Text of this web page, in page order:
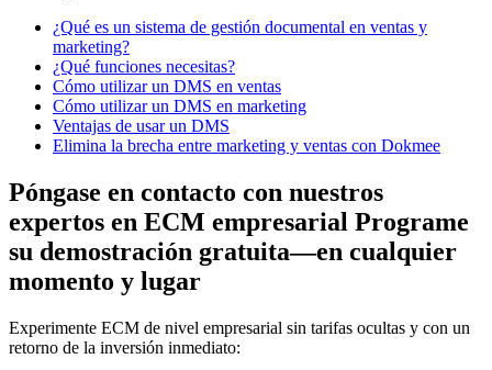
¿Qué es un sistema de gestión documental en ventas y
marketing?
¿Qué funciones necesitas?
Cómo utilizar un DMS en ventas
Cómo utilizar un DMS en marketing
Ventajas de usar un DMS
Elimina la brecha entre marketing y ventas con Dokmee
Póngase en contacto con nuestros
expertos en ECM empresarial Programe
su demostración gratuita—en cualquier
momento y lugar
Experimente ECM de nivel empresarial sin tarifas ocultas y con un
retorno de la inversión inmediato: